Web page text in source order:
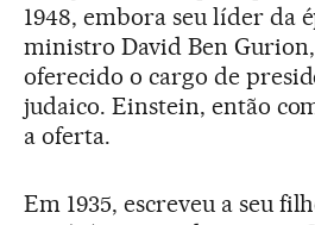
1948, embora seu líder da
ministro David Ben
oferecido o cargo de
judaico. Einstein, então
a oferta.
Em 1935, escreveu a seu